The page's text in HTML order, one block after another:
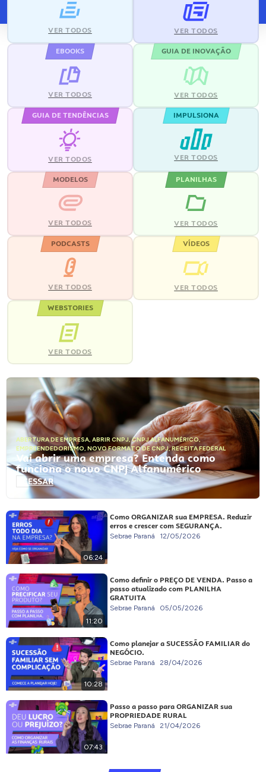
VER TODOS VER TODOS
EBOOKS
VER TODOS
GUIA DE INOVAÇÃO
VER TODOS
GUIA DE TENDÊNCIAS
VER TODOS
IMPULSIONA
VER TODOS
MODELOS
VER TODOS
PLANILHAS
VER TODOS
PODCASTS
VER TODOS
VÍDEOS
VER TODOS
WEBSTORIES
VER TODOS
ABERTURA DE EMPRESA, ABRIR CNPJ,CNPJ ALFANUMÉRICO,
EMPREENDEDORISMO, NOVO FORMATO DE CNPJ,RECEITA FEDERAL
Vai abrir uma empresa? Entenda como
funciona o novo CNPJ Alfanumérico
ACESSAR
06:24
Como ORGANIZAR sua EMPRESA. Reduzir
erros e crescer com SEGURANÇA.
Sebrae Paraná 12/05/2026
11:20
Como definir o PREÇO DE VENDA. Passo a
passo atualizado com PLANILHA
GRATUITA
Sebrae Paraná 05/05/2026
10:28
Como planejar a SUCESSÃO FAMILIAR do
NEGÓCIO.
Sebrae Paraná 28/04/2026
07:43
Passo a passo para ORGANIZAR sua
PROPRIEDADE RURAL
Sebrae Paraná 21/04/2026